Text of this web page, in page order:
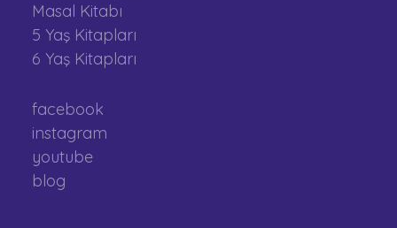
Masal Kitabı
5 Yaş Kitapları
6 Yaş Kitapları
facebook
instagram
youtube
blog